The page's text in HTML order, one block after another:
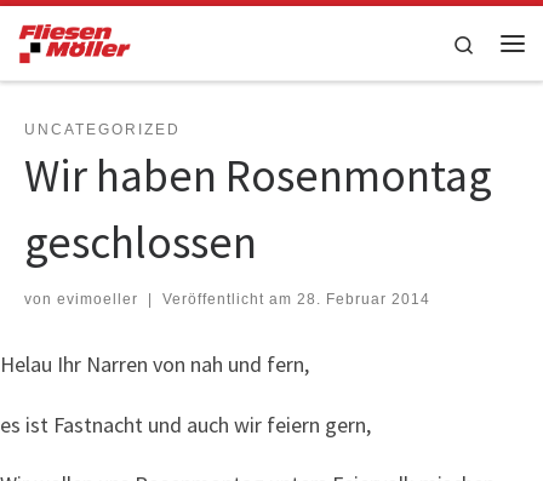
Zum Inhalt springen
Search
UNCATEGORIZED
Wir haben Rosenmontag
geschlossen
von evimoeller Veröffentlicht am 28. Februar 2014
Helau Ihr Narren von nah und fern,
es ist Fastnacht und auch wir feiern gern,